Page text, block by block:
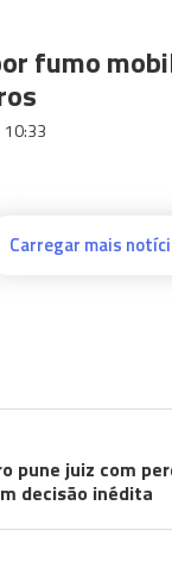
fumo
10:33
Carregar mais
pune juiz com
decisão inédita